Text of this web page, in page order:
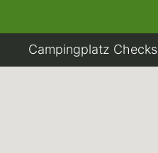
Campingplatz Checks